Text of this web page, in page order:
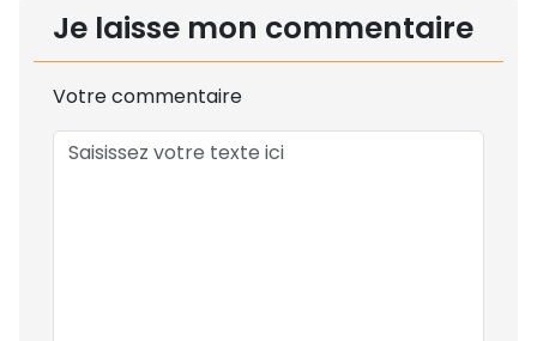
Je laisse mon commentaire
Votre commentaire